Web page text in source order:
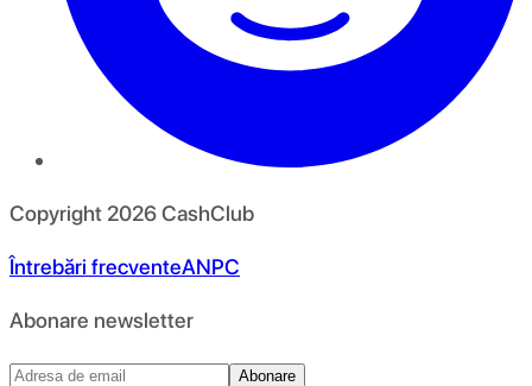
Copyright 2026CashClub
Întrebări frecventeANPC
Abonare newsletter
Abonare